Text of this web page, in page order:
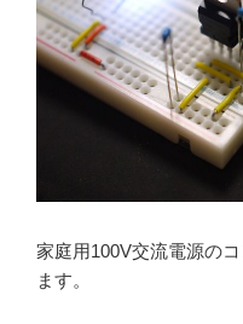
家庭用100V交流電源の
ます。